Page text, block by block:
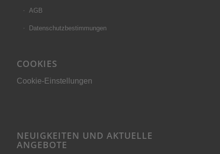
AGB
Datenschutzbestimmungen
COOKIES
Cookie-Einstellungen
NEUIGKEITEN UND AKTUELLE
ANGEBOTE